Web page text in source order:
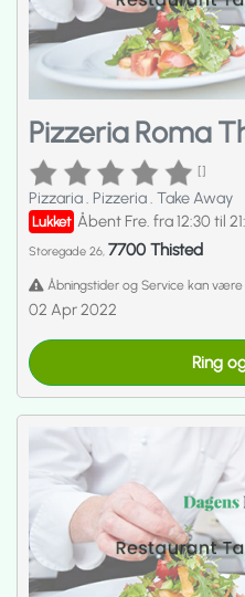
Pizzeria Roma
[]
Pizzaria. Pizzeria. Take Away
Lukket Åbent Fre. fra 12:30 til
Storegade 26, 7700 Thisted
Åbningstider og Service kan
02 Apr 2022
Ring